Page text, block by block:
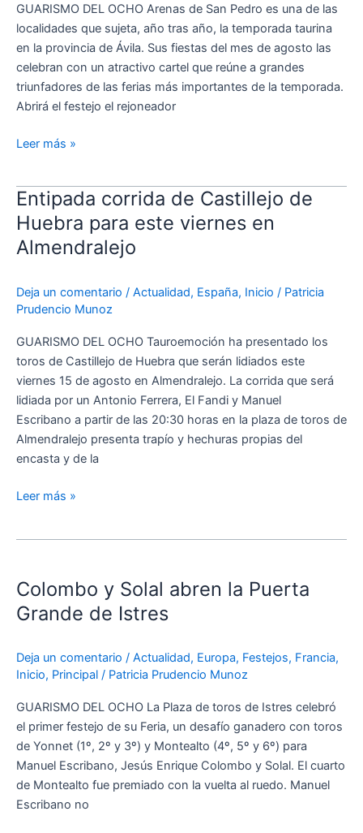
GUARISMO DEL OCHO Arenas de San Pedro es una de las
localidades que sujeta, año tras año, la temporada taurina
en la provincia de Ávila. Sus fiestas del mes de agosto las
celebran con un atractivo cartel que reúne a grandes
triunfadores de las ferias más importantes de la temporada.
Abrirá el festejo el rejoneador
feudos
taurinos
de
la
provincia
Ávila
Leer más »
Entipada corrida de Castillejo de
Huebra para este viernes en
Almendralejo
Deja un comentario / Actualidad, España, Inicio / Patricia
Prudencio Munoz
GUARISMO DEL OCHO Tauroemoción ha presentado los
toros de Castillejo de Huebra que serán lidiados este
viernes 15 de agosto en Almendralejo. La corrida que será
lidiada por un Antonio Ferrera, El Fandi y Manuel
Escribano a partir de las 20:30 horas en la plaza de toros de
Almendralejo presenta trapío y hechuras propias del
encasta y de la
Entipada
corrida
Castillejo
Huebra
para
Leer más »
Colombo y Solal abren la Puerta
Grande de Istres
Deja un comentario / Actualidad, Europa, Festejos, Francia,
Inicio, Principal / Patricia Prudencio Munoz
GUARISMO DEL OCHO La Plaza de toros de Istres celebró
el primer festejo de su Feria, un desafío ganadero con toros
de Yonnet (1º, 2º y 3º) y Montealto (4º, 5º y 6º) para
Manuel Escribano, Jesús Enrique Colombo y Solal. El cuarto
de Montealto fue premiado con la vuelta al ruedo. Manuel
Escribano no
Solal
abren
Grande
Istres